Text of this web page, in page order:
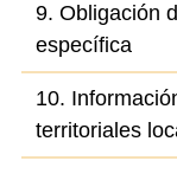
9. Obligación
específica
10.
territoriales